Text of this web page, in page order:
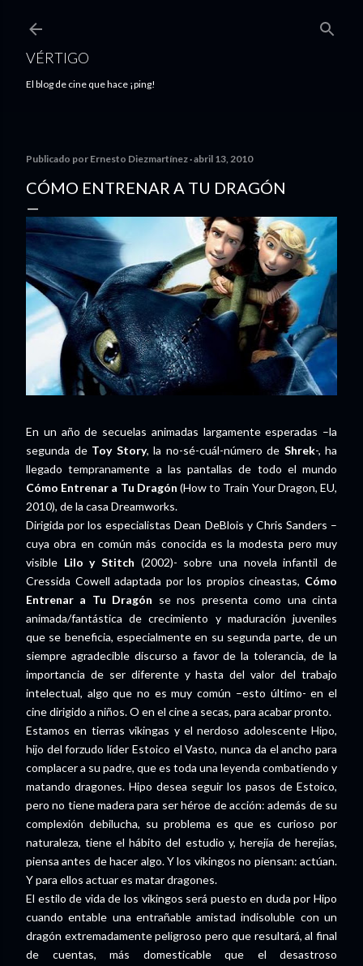
VÉRTIGO
El blog de cine que hace ¡ping!
Publicado por Ernesto Diezmartínez abril 13, 2010
CÓMO ENTRENAR A TU DRAGÓN
En un año de secuelas animadas largamente esperadas –la
segunda de Toy Story, la no-sé-cuál-número de Shrek-, ha
llegado tempranamente a las pantallas de todo el mundo
Cómo Entrenar a Tu Dragón (How to Train Your Dragon, EU,
2010), de la casa Dreamworks.
Dirigida por los especialistas Dean DeBlois y Chris Sanders –
cuya obra en común más conocida es la modesta pero muy
visible Lilo y Stitch (2002)- sobre una novela infantil de
Cressida Cowell adaptada por los propios cineastas, Cómo
Entrenar a Tu Dragón se nos presenta como una cinta
animada/fantástica de crecimiento y maduración juveniles
que se beneficia, especialmente en su segunda parte, de un
siempre agradecible discurso a favor de la tolerancia, de la
importancia de ser diferente y hasta del valor del trabajo
intelectual, algo que no es muy común –esto último- en el
cine dirigido a niños. O en el cine a secas, para acabar pronto.
Estamos en tierras vikingas y el nerdoso adolescente Hipo,
hijo del forzudo líder Estoico el Vasto, nunca da el ancho para
complacer a su padre, que es toda una leyenda combatiendo y
matando dragones. Hipo desea seguir los pasos de Estoico,
pero no tiene madera para ser héroe de acción: además de su
complexión debilucha, su problema es que es curioso por
naturaleza, tiene el hábito del estudio y, herejía de herejías,
piensa antes de hacer algo. Y los vikingos no piensan: actúan.
Y para ellos actuar es matar dragones.
El estilo de vida de los vikingos será puesto en duda por Hipo
cuando entable una entrañable amistad indisoluble con un
dragón extremadamente peligroso pero que resultará, al final
de cuentas, más domesticable que el desastroso